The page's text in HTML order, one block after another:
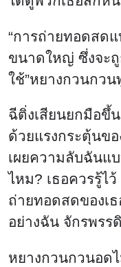
“การถ่ายทอดสด
ขนาดใหญ่ ซึ่งจะ
ใช้”หยางกวนกว
ฉีติ่งเสียนยกมือขึ้
ด้วยแรงกระตุ้นขอ
เผยความลับฉันแ
ไหม? เธอควรรู้ไ
ถ่ายทอดสดของเ
อย่างฉัน จักรพรร
หยางกวนกวนอด